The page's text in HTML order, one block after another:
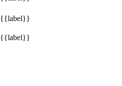
{{label}}
{{label}}